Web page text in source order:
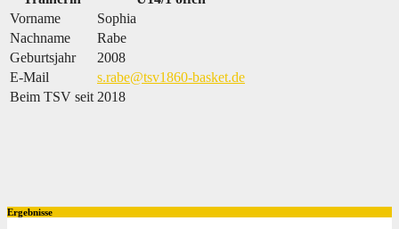
Vorname
Sophia
Nachname
Rabe
Geburtsjahr
2008
E-Mail
s.rabe@tsv1860-basket.de
Beim TSV seit 2018
Ergebnisse